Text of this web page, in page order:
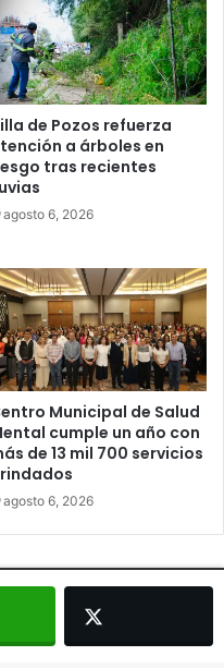
de Pozos refuerza
a árboles en
tras recientes
agosto 6, 2026
Municipal de Salud
cumple un año con
de 13 mil 700 servicios
agosto 6, 2026
reservados - Metrópoli
|